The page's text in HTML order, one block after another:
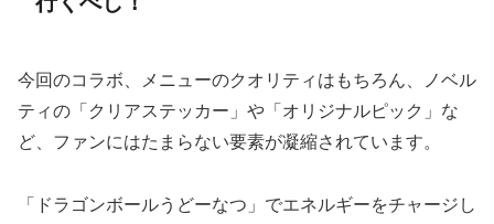
今回のコラボ、メニューのクオリティはもちろん、ノベル
ティの「クリアステッカー」や「オリジナルピック」な
ど、ファンにはたまらない要素が凝縮されています。
「ドラゴンボールうどーなつ」でエネルギーをチャージし